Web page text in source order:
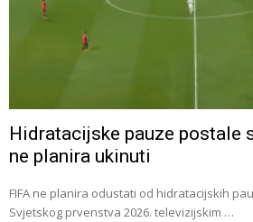
Hidratacijske pauze postale
ne planira ukinuti
FIFA ne planira odustati od hidratacijskih
Svjetskog prvenstva 2026. televizijskim …